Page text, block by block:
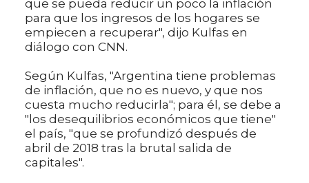
que se pueda reducir un poco la inflación
para que los ingresos de los hogares se
empiecen a recuperar", dijo Kulfas en
diálogo con CNN.
Según Kulfas, "Argentina tiene problemas
de inflación, que no es nuevo, y que nos
cuesta mucho reducirla"; para él, se debe a
"los desequilibrios económicos que tiene"
el país, "que se profundizó después de
abril de 2018 tras la brutal salida de
capitales".